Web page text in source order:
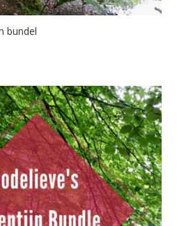
bundel